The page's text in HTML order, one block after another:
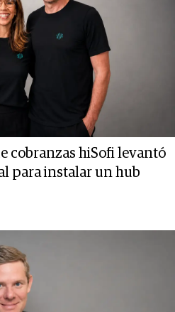
cobranzas hiSofi levantó
para instalar un hub